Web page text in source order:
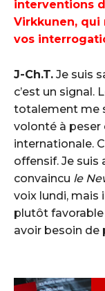
interventions
Virkkunen, qui
vos
J-Ch.T. Je suis
c’est un signal.
totalement me
volonté à
internationale.
offensif. Je suis
convaincu le
voix lundi, mais
plutôt favorable
avoir besoin de